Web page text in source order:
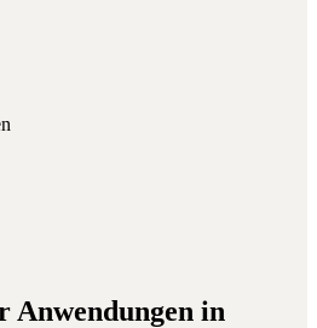
Anwendungen in